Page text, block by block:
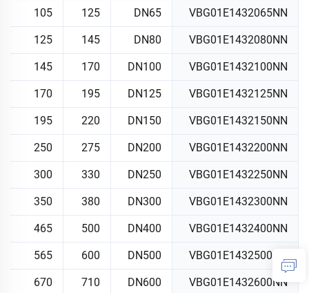
VBG01E1432065NN
DN65
125
105
VBG01E1432080NN
DN80
145
125
VBG01E1432100NN
DN100
170
145
VBG01E1432125NN
DN125
195
170
VBG01E1432150NN
DN150
220
195
VBG01E1432200NN
DN200
275
250
VBG01E1432250NN
DN250
330
300
VBG01E1432300NN
DN300
380
350
VBG01E1432400NN
DN400
500
465
VBG01E1432500NN
DN500
600
565
VBG01E1432600NN
DN600
710
670